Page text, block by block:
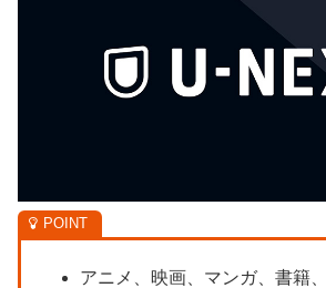
アニメ、映画、マンガ、書籍